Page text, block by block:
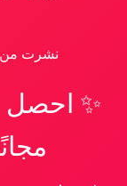
نشرت
✨ احصل